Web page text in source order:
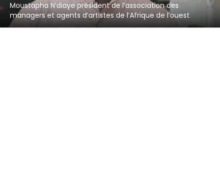
Moustapha N’diaye président de l’association des
managers et agents d’artistes de l’Afrique de l’ouest